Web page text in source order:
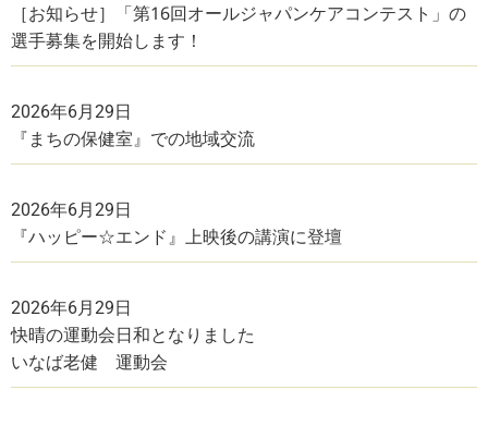
［お知らせ］「第16回オールジャパンケアコンテスト」の
選手募集を開始します！
2026年6月29日
『まちの保健室』での地域交流
2026年6月29日
『ハッピー☆エンド』上映後の講演に登壇
2026年6月29日
快晴の運動会日和となりました
いなば老健 運動会